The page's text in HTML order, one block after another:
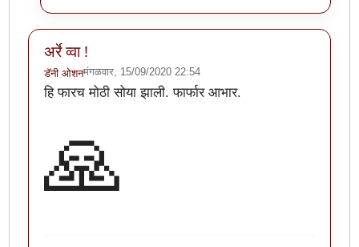
अर्रे व्वा !
डॅनी ओशनमंगळवार, 15/09/2020 22:54
हि फारच मोठी सोया झाली. फार्फार आभार.
🙏